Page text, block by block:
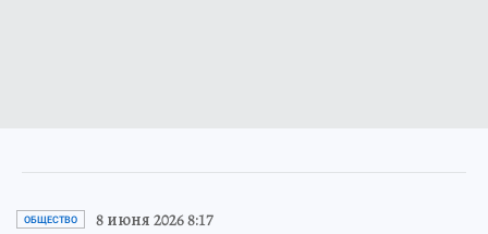
ОБЩЕСТВО 8 июня 2026 8:17